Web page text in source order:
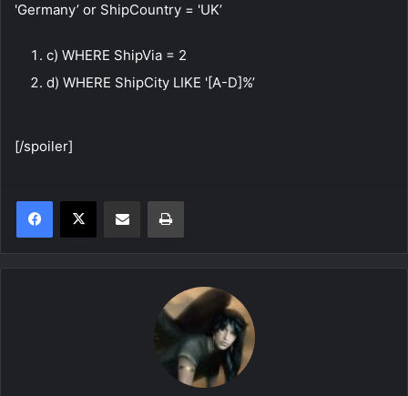
'Germany’ or ShipCountry = 'UK’
c) WHERE ShipVia = 2
d) WHERE ShipCity LIKE '[A-D]%’
[/spoiler]